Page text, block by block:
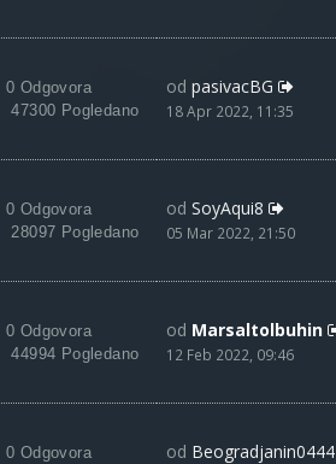
0 Odgovora
47300 Pogledano
od pasivacBG
18 Apr 2022, 11:35
0 Odgovora
28097 Pogledano
od SoyAqui8
05 Mar 2022, 21:50
0 Odgovora
44994 Pogledano
od Marsaltolbuhin
12 Feb 2022, 09:46
0 Odgovora
od Beogradjanin0444